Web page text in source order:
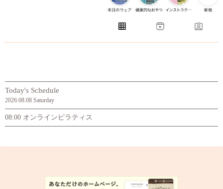
Today's Schedule
2026.08.08 Saturday
08:00 オンラインピラティス